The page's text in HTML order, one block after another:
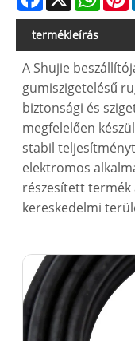
termékleírás
A Shujie
gumiszigetelésű
biztonsági és
megfelelően
stabil
elektromos
részesített termék
kereskedelmi